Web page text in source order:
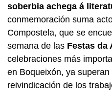
soberbia achega á
conmemoración suma
Compostela, que se
semana de las Festas da
celebraciones más
en Boqueixón, ya
reivindicación de los